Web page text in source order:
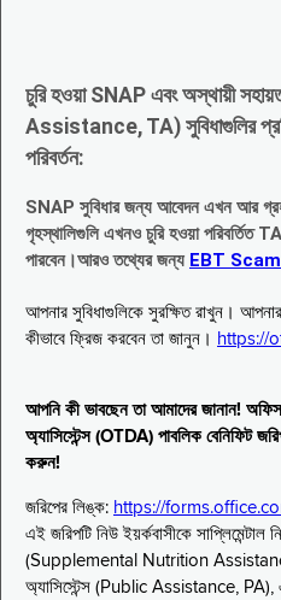
চুরি হওয়া SNAP এবং অস্থায়ী
Assistance, TA) সুবিধাগুলির
পরিবর্তন:
SNAP সুবিধার জন্য আবেদন এখন আর
গৃহস্থালিগুলি এখনও চুরি হওয়া পরিবর্তিত
পারবেন।আরও তথ্যের জন্য EBT
আপনার সুবিধাগুলিকে সুরক্ষিত রাখুন।
কীভাবে ফ্রিজ করবেন তা জানুন। https://
আপনি কী ভাবছেন তা আমাদের জানান! অফিস
অ্যাসিস্টেন্স (OTDA) পাবলিক
করুন!
জরিপের লিঙ্ক: https://
এই জরিপটি নিউ ইয়র্কবাসীকে সাপ্লিমেন্টাল
(Supplemental Nutrition
অ্যাসিস্টেন্স (Public Assistance, PA),